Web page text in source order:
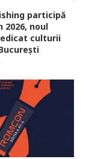
participă
2026, noul
culturii